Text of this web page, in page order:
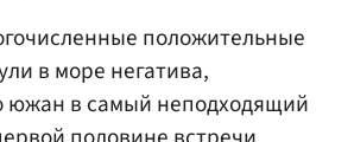
положительные
в море негатива,
южан в самый неподходящий